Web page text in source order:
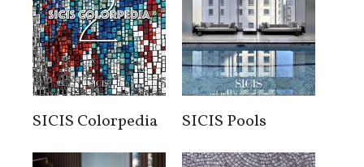
SICIS Colorpedia SICIS Pools